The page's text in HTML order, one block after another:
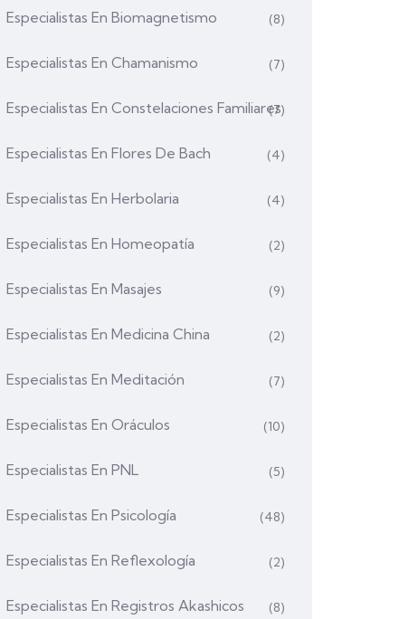
Especialistas En Biomagnetismo (8)
Especialistas En Chamanismo (7)
Especialistas En Constelaciones Familiares
(7)
Especialistas En Flores De Bach (4)
Especialistas En Herbolaria (4)
Especialistas En Homeopatía (2)
Especialistas En Masajes (9)
Especialistas En Medicina China (2)
Especialistas En Meditación (7)
Especialistas En Oráculos (10)
Especialistas En PNL (5)
Especialistas En Psicología (48)
Especialistas En Reflexología (2)
Especialistas En Registros Akashicos (8)